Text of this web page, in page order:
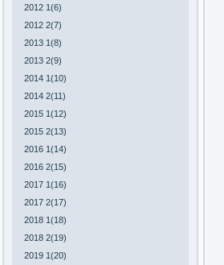
2012 1(6)
2012 2(7)
2013 1(8)
2013 2(9)
2014 1(10)
2014 2(11)
2015 1(12)
2015 2(13)
2016 1(14)
2016 2(15)
2017 1(16)
2017 2(17)
2018 1(18)
2018 2(19)
2019 1(20)